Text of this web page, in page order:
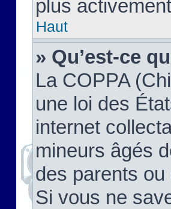
plus
Haut
» Qu’est-ce
La COPPA
une loi des
internet
mineurs âgés
des parents
Si vous ne